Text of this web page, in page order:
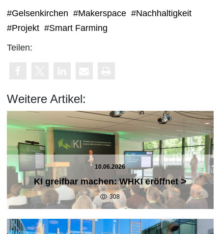
#Gelsenkirchen #Makerspace #Nachhaltigkeit
#Projekt #Smart Farming
Teilen:
Weitere Artikel:
10.06.2026
KI greifbar machen: WHKI eröffnet>
308